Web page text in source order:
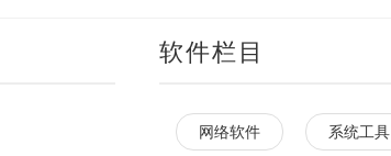
软件栏目
网络软件 系统工具